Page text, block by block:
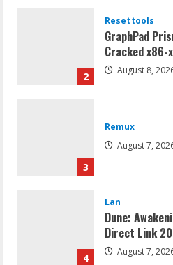
2
Resettools
GraphPad
Cracked
August 8,
3
Remux
August 7,
4
Lan
Dune:
Direct Link
August 7,